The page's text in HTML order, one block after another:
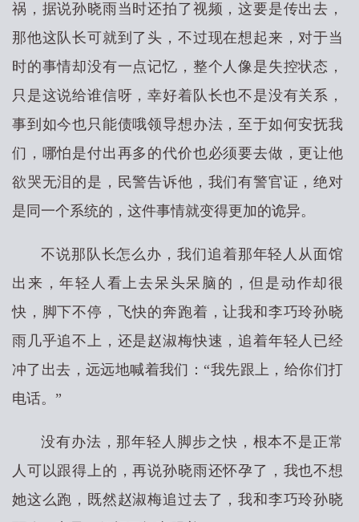
祸，据说孙晓雨当时还拍了视频，这要是传出去，
那他这队长可就到了头，不过现在想起来，对于当
时的事情却没有一点记忆，整个人像是失控状态，
只是这说给谁信呀，幸好着队长也不是没有关系，
事到如今也只能债哦领导想办法，至于如何安抚我
们，哪怕是付出再多的代价也必须要去做，更让他
欲哭无泪的是，民警告诉他，我们有警官证，绝对
是同一个系统的，这件事情就变得更加的诡异。
不说那队长怎么办，我们追着那年轻人从面馆
出来，年轻人看上去呆头呆脑的，但是动作却很
快，脚下不停，飞快的奔跑着，让我和李巧玲孙晓
雨几乎追不上，还是赵淑梅快速，追着年轻人已经
冲了出去，远远地喊着我们：“我先跟上，给你们打
电话。”
没有办法，那年轻人脚步之快，根本不是正常
人可以跟得上的，再说孙晓雨还怀孕了，我也不想
她这么跑，既然赵淑梅追过去了，我和李巧玲孙晓